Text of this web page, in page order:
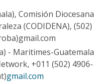
Comisión Diocesana
(CODIDENA), (502)
- Maritimes-Guatemala
+011 (502) 4906-
gmail.com